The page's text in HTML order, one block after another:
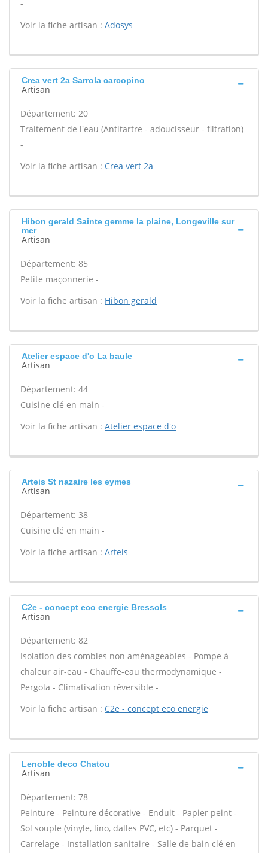
-
Voir la fiche artisan : Adosys
Crea vert 2a Sarrola carcopino
Artisan
Département: 20
Traitement de l'eau (Antitartre - adoucisseur - filtration)
-
Voir la fiche artisan : Crea vert 2a
Hibon gerald Sainte gemme la plaine, Longeville sur
mer
Artisan
Département: 85
Petite maçonnerie -
Voir la fiche artisan : Hibon gerald
Atelier espace d'o La baule
Artisan
Département: 44
Cuisine clé en main -
Voir la fiche artisan : Atelier espace d'o
Arteis St nazaire les eymes
Artisan
Département: 38
Cuisine clé en main -
Voir la fiche artisan : Arteis
C2e - concept eco energie Bressols
Artisan
Département: 82
Isolation des combles non aménageables - Pompe à
chaleur air-eau - Chauffe-eau thermodynamique -
Pergola - Climatisation réversible -
Voir la fiche artisan : C2e - concept eco energie
Lenoble deco Chatou
Artisan
Département: 78
Peinture - Peinture décorative - Enduit - Papier peint -
Sol souple (vinyle, lino, dalles PVC, etc) - Parquet -
Carrelage - Installation sanitaire - Salle de bain clé en